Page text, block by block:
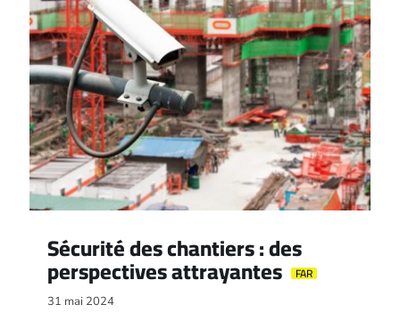
Sécurité des chantiers : des
perspectives attrayantes FAR
31 mai 2024